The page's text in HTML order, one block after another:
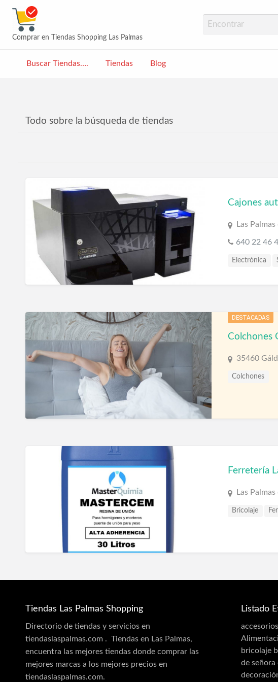
Tiendas Las Palmas | Shopping
Comprar en Tiendas Shopping Las Palmas
Buscar Tiendas…. Tiendas Blog
Todo sobre la búsqueda de tiendas
Cajones
Las
640 22 46
Electrónica
DESTACADAS
Colchones
35460
Colchones
Ferretería
Las
Bricolaje
Tiendas Las Palmas Shopping
Directorio de tiendas y servicios en
tiendaslaspalmas.com . Tiendas en Las Palmas,
encuentra las mejores tiendas donde comprar las
mejores marcas a los mejores precios en
tiendaslaspalmas.com.
Listado
accesorios
bricolaje
de señora